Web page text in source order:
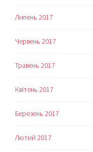
Липень 2017
Червень 2017
Травень 2017
Квітень 2017
Березень 2017
Лютий 2017